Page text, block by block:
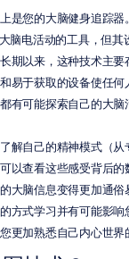
是您的大脑健身追踪
大脑电活动的工具，但
期以来，这种技术主
易于获取的设备使任
有可能探索自己的大脑
解自己的精神模式（
以查看这些感受背后
大脑信息变得更加通
方式学习并有可能影
更加熟悉自己内心世界